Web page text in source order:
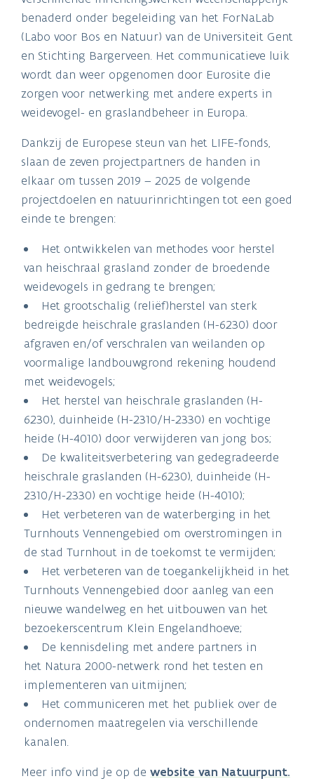
benaderd onder begeleiding van het ForNaLab
(Labo voor Bos en Natuur) van de Universiteit Gent
en Stichting Bargerveen. Het communicatieve luik
wordt dan weer opgenomen door Eurosite die
zorgen voor netwerking met andere experts in
weidevogel- en graslandbeheer in Europa.
Dankzij de Europese steun van het LIFE-fonds,
slaan de zeven projectpartners de handen in
elkaar om tussen 2019 – 2025 de volgende
projectdoelen en natuurinrichtingen tot een goed
einde te brengen:
Het ontwikkelen van methodes voor herstel
van heischraal grasland zonder de broedende
weidevogels in gedrang te brengen;
Het grootschalig (reliëf)herstel van sterk
bedreigde heischrale graslanden (H-6230) door
afgraven en/of verschralen van weilanden op
voormalige landbouwgrond rekening houdend
met weidevogels;
Het herstel van heischrale graslanden (H-
6230), duinheide (H-2310/H-2330) en vochtige
heide (H-4010) door verwijderen van jong bos;
De kwaliteitsverbetering van gedegradeerde
heischrale graslanden (H-6230), duinheide (H-
2310/H-2330) en vochtige heide (H-4010);
Het verbeteren van de waterberging in het
Turnhouts Vennengebied om overstromingen in
de stad Turnhout in de toekomst te vermijden;
Het verbeteren van de toegankelijkheid in het
Turnhouts Vennengebied door aanleg van een
nieuwe wandelweg en het uitbouwen van het
bezoekerscentrum Klein Engelandhoeve;
De kennisdeling met andere partners in
het Natura 2000-netwerk rond het testen en
implementeren van uitmijnen;
Het communiceren met het publiek over de
ondernomen maatregelen via verschillende
kanalen.
Meer info vind je op de website van Natuurpunt.